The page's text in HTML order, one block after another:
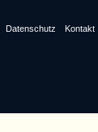
Datenschutz Kontakt